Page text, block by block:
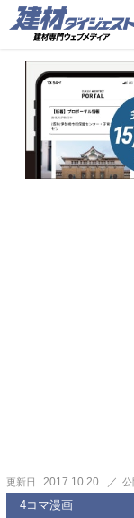
更新日 2017.10.20 公
4コマ漫画